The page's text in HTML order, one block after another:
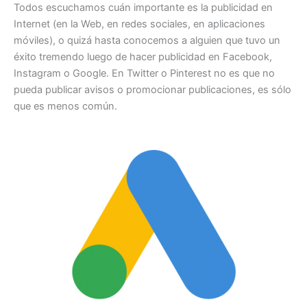
Todos escuchamos cuán importante es la publicidad en
Internet (en la Web, en redes sociales, en aplicaciones
móviles), o quizá hasta conocemos a alguien que tuvo un
éxito tremendo luego de hacer publicidad en Facebook,
Instagram o Google. En Twitter o Pinterest no es que no
pueda publicar avisos o promocionar publicaciones, es sólo
que es menos común.